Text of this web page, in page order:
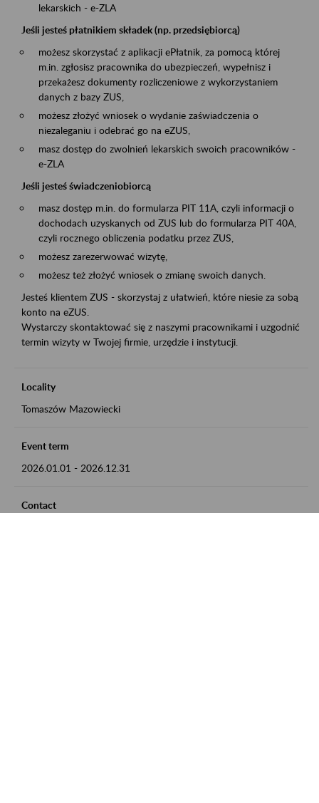
lekarskich - e-ZLA
Jeśli jesteś płatnikiem składek (np. przedsiębiorcą)
możesz skorzystać z aplikacji ePłatnik, za pomocą której
m.in. zgłosisz pracownika do ubezpieczeń, wypełnisz i
przekażesz dokumenty rozliczeniowe z wykorzystaniem
danych z bazy ZUS,
możesz złożyć wniosek o wydanie zaświadczenia o
niezaleganiu i odebrać go na eZUS,
masz dostęp do zwolnień lekarskich swoich pracowników -
e-ZLA
Jeśli jesteś świadczeniobiorcą
masz dostęp m.in. do formularza PIT 11A, czyli informacji o
dochodach uzyskanych od ZUS lub do formularza PIT 40A,
czyli rocznego obliczenia podatku przez ZUS,
możesz zarezerwować wizytę,
możesz też złożyć wniosek o zmianę swoich danych.
Jesteś klientem ZUS - skorzystaj z ułatwień, które niesie za sobą
konto na eZUS.
Wystarczy skontaktować się z naszymi pracownikami i uzgodnić
termin wizyty w Twojej firmie, urzędzie i instytucji.
Locality
Tomaszów Mazowiecki
Event term
2026.01.01 - 2026.12.31
Contact